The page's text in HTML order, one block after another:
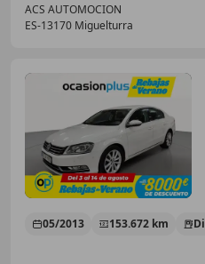
ACS AUTOMOCION
ES-13170 Miguelturra
05/2013 153.672 km